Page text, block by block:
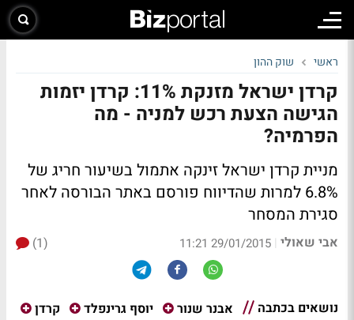
ראשי שוק ההון
קרדן ישראל מזנקת 11%: קרדן יזמות
הגישה הצעת רכש למניה - מה
הפרמיה?
מניית קרדן ישראל זינקה אתמול בשיעור חריג של
6.8% למרות שהדיווח פורסם באתר הבורסה לאחר
סגירת המסחר
אבי שאולי |
29/01/2015 11:21
(1)
נושאים בכתבה אבנר שנור יוסף גרינפלד קרדן